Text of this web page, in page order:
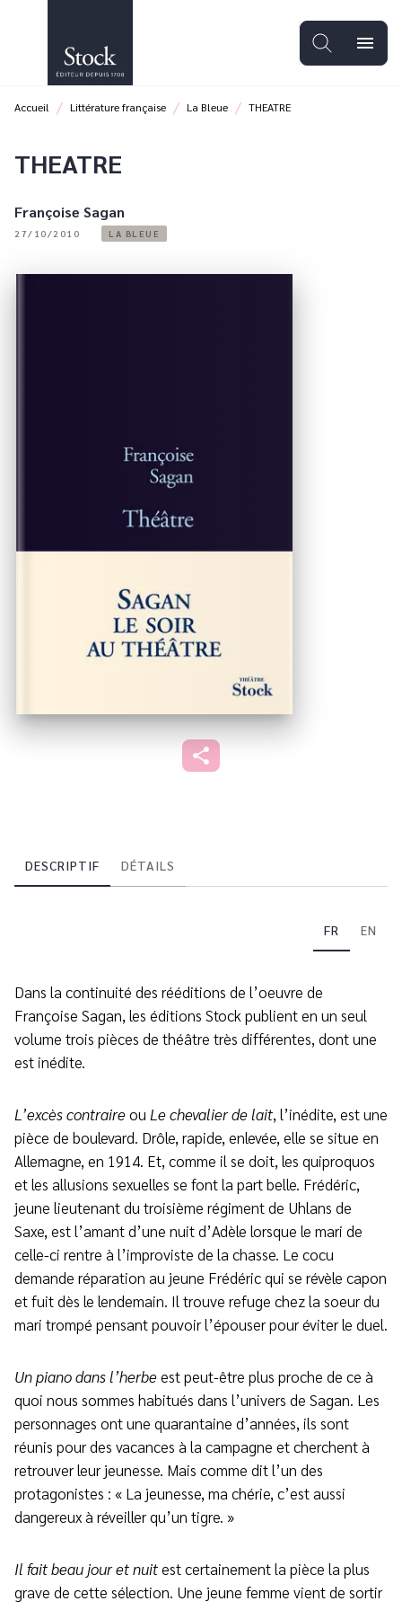
PIED DE PAGE
menu
Accueil / Littérature française / La Bleue / THEATRE
THEATRE
Françoise Sagan
27/10/2010 LA BLEUE
DESCRIPTIF DÉTAILS
FR EN
Dans la continuité des rééditions de l’oeuvre de
Françoise Sagan, les éditions Stock publient en un seul
volume trois pièces de théâtre très différentes, dont une
est inédite.
L’excès contraireouLe chevalier de lait, l’inédite, est une
pièce de boulevard. Drôle, rapide, enlevée, elle se situe en
Allemagne, en 1914. Et, comme il se doit, les quiproquos
et les allusions sexuelles se font la part belle. Frédéric,
jeune lieutenant du troisième régiment de Uhlans de
Saxe, est l’amant d’une nuit d’Adèle lorsque le mari de
celle-ci rentre à l’improviste de la chasse. Le cocu
demande réparation au jeune Frédéric qui se révèle capon
et fuit dès le lendemain. Il trouve refuge chez la soeur du
mari trompé pensant pouvoir l’épouser pour éviter le duel.
Un piano dans l’herbeest peut-être plus proche de ce à
quoi nous sommes habitués dans l’univers de Sagan. Les
personnages ont une quarantaine d’années, ils sont
réunis pour des vacances à la campagne et cherchent à
retrouver leur jeunesse. Mais comme dit l’un des
protagonistes : « La jeunesse, ma chérie, c’est aussi
dangereux à réveiller qu’un tigre. »
Il fait beau jour et nuitest certainement la pièce la plus
grave de cette sélection. Une jeune femme vient de sortir